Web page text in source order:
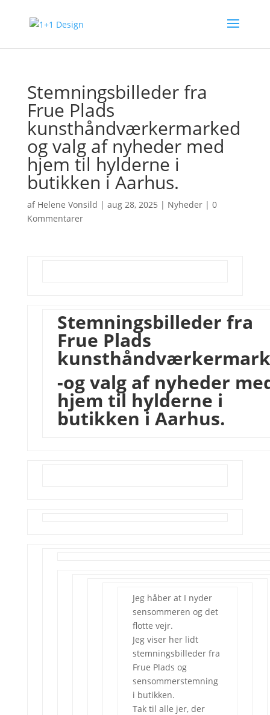
Stemningsbilleder fra
Frue Plads
kunsthåndværkermarked
og valg af nyheder med
hjem til hylderne i
butikken i Aarhus.
af Helene Vonsild | aug 28, 2025 | Nyheder| 0
Kommentarer
Stemningsbilleder fra
Frue Plads
-og valg af nyheder
hjem til hylderne i
butikken i Aarhus.
Jeg håber at I nyder
sensommeren og det
flotte vejr.
Jeg viser her lidt
stemningsbilleder fra
Frue Plads og
sensommerstemning
i butikken.
Tak til alle jer, der